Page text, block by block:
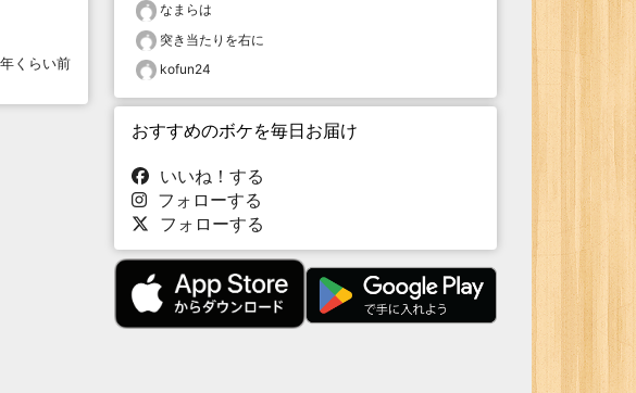
くらい前
なまらは
突き当たりを右に
kofun24
おすすめのボケを毎日お届け
いいね！する
フォローする
フォローする